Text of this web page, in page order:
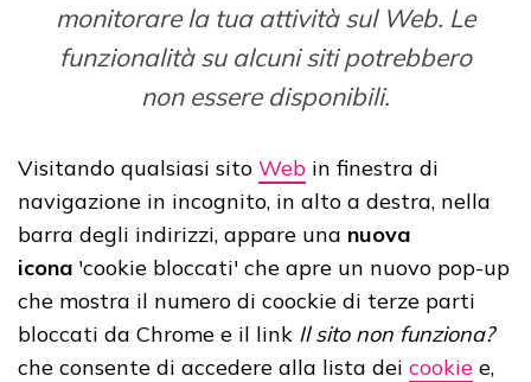
monitorare la tua attività sul Web. Le
funzionalità su alcuni siti potrebbero
non essere disponibili.
Visitando qualsiasi sito Web in finestra di
navigazione in incognito, in alto a destra, nella
barra degli indirizzi, appare una nuova
icona 'cookie bloccati' che apre un nuovo pop-up
che mostra il numero di coockie di terze parti
bloccati da Chrome e il link Il sito non funziona?
che consente di accedere alla lista dei cookie e,